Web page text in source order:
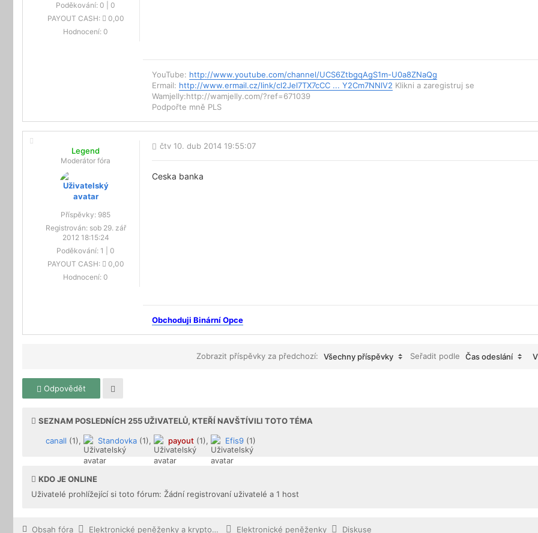
Poděkování: 0
0
PAYOUT CASH:
0,00
Hodnocení: 0
YouTube: http://www.youtube.com/channel/UCS6ZtbgqAgS1m-U0a8ZNaQg
Ermail: http://www.ermail.cz/link/cl2Jel7TX7cCC ... Y2Cm7NNlV2 Klikni a zaregistruj se
Wamjelly:http://wamjelly.com/?ref=671039
Podpořte mně PLS
Legend
Moderátor fóra
Příspěvky: 985
Registrován: sob 29. zář
2012 18:15:24
Poděkování: 1
0
PAYOUT CASH:
0,00
Hodnocení: 0
čtv 10. dub 2014 19:55:07
Ceska banka
Obchoduji Binární Opce
Zobrazit příspěvky za předchozí: Všechny příspěvky Seřadit podle Čas odeslání
Odpovědět
SEZNAM POSLEDNÍCH 255UŽIVATELŮ, KTEŘÍ NAVŠTÍVILI TOTO TÉMA
canall (1), Standovka (1), payout (1), Efis9 (1)
KDO JE ONLINE
Uživatelé prohlížející si toto fórum: Žádní registrovaní uživatelé a 1 host
Obsah fóra Elektronické peněženky a kryptoměny Elektronické peněženky Diskuse